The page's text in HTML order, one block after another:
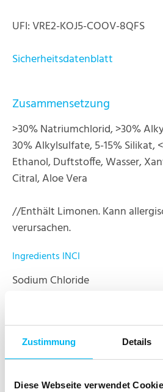
Zustimmung Details
Diese Webseite verwendet
UFI: VRE2-KOJ5-COOV-8QFS
Sicherheitsdatenblatt
Zusammensetzung
>30% Natriumchlorid, >30%
30% Alkylsulfate, 5-15% Silikat,
Ethanol, Duftstoffe, Wasser,
Citral, Aloe Vera
//Enthält Limonen. Kann
verursachen.
Ingredients INCI
Sodium Chloride
Silicate
Citric Acid
Alcohol denat.
Parfum